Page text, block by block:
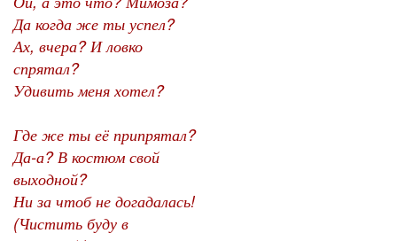
Да когда же ты успел?
Ах, вчера? И ловко
спрятал?
Удивить меня хотел?
Где же ты её припрятал?
Да-а? В костюм свой
выходной?
Ни за чтоб не догадалась!
(Чистить буду в